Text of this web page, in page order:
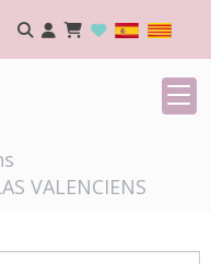
VALENCIENS